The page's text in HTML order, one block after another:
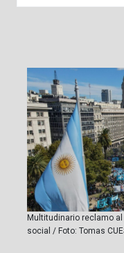
Multitudinario reclamo
social / Foto: Tomas